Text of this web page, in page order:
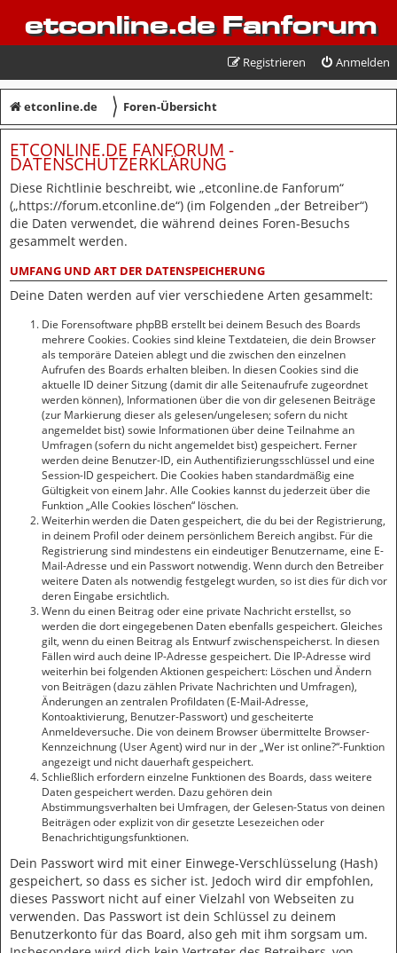
etconline.de Fanforum
Anmelden
Registrieren
etconline.de 〉 Foren-Übersicht
ETCONLINE.DE FANFORUM -
DATENSCHUTZERKLÄRUNG
Diese Richtlinie beschreibt, wie „etconline.de Fanforum“
(„https://forum.etconline.de“) (im Folgenden „der Betreiber“)
die Daten verwendet, die während deines Foren-Besuchs
gesammelt werden.
UMFANG UND ART DER DATENSPEICHERUNG
Deine Daten werden auf vier verschiedene Arten gesammelt:
Die Forensoftware phpBB erstellt bei deinem Besuch des Boards
mehrere Cookies. Cookies sind kleine Textdateien, die dein Browser
als temporäre Dateien ablegt und die zwischen den einzelnen
Aufrufen des Boards erhalten bleiben. In diesen Cookies sind die
aktuelle ID deiner Sitzung (damit dir alle Seitenaufrufe zugeordnet
werden können), Informationen über die von dir gelesenen Beiträge
(zur Markierung dieser als gelesen/ungelesen; sofern du nicht
angemeldet bist) sowie Informationen über deine Teilnahme an
Umfragen (sofern du nicht angemeldet bist) gespeichert. Ferner
werden deine Benutzer-ID, ein Authentifizierungsschlüssel und eine
Session-ID gespeichert. Die Cookies haben standardmäßig eine
Gültigkeit von einem Jahr. Alle Cookies kannst du jederzeit über die
Funktion „Alle Cookies löschen“ löschen.
Weiterhin werden die Daten gespeichert, die du bei der Registrierung,
in deinem Profil oder deinem persönlichem Bereich angibst. Für die
Registrierung sind mindestens ein eindeutiger Benutzername, eine E-
Mail-Adresse und ein Passwort notwendig. Wenn durch den Betreiber
weitere Daten als notwendig festgelegt wurden, so ist dies für dich vor
deren Eingabe ersichtlich.
Wenn du einen Beitrag oder eine private Nachricht erstellst, so
werden die dort eingegebenen Daten ebenfalls gespeichert. Gleiches
gilt, wenn du einen Beitrag als Entwurf zwischenspeicherst. In diesen
Fällen wird auch deine IP-Adresse gespeichert. Die IP-Adresse wird
weiterhin bei folgenden Aktionen gespeichert: Löschen und Ändern
von Beiträgen (dazu zählen Private Nachrichten und Umfragen),
Änderungen an zentralen Profildaten (E-Mail-Adresse,
Kontoaktivierung, Benutzer-Passwort) und gescheiterte
Anmeldeversuche. Die von deinem Browser übermittelte Browser-
Kennzeichnung (User Agent) wird nur in der „Wer ist online?“-Funktion
angezeigt und nicht dauerhaft gespeichert.
Schließlich erfordern einzelne Funktionen des Boards, dass weitere
Daten gespeichert werden. Dazu gehören dein
Abstimmungsverhalten bei Umfragen, der Gelesen-Status von deinen
Beiträgen oder explizit von dir gesetzte Lesezeichen oder
Benachrichtigungsfunktionen.
Dein Passwort wird mit einer Einwege-Verschlüsselung (Hash)
gespeichert, so dass es sicher ist. Jedoch wird dir empfohlen,
dieses Passwort nicht auf einer Vielzahl von Webseiten zu
verwenden. Das Passwort ist dein Schlüssel zu deinem
Benutzerkonto für das Board, also geh mit ihm sorgsam um.